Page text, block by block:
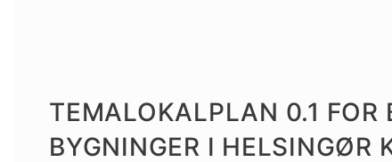
TEMALOKALPLAN 0.1 FOR
BYGNINGER I HELSINGØR